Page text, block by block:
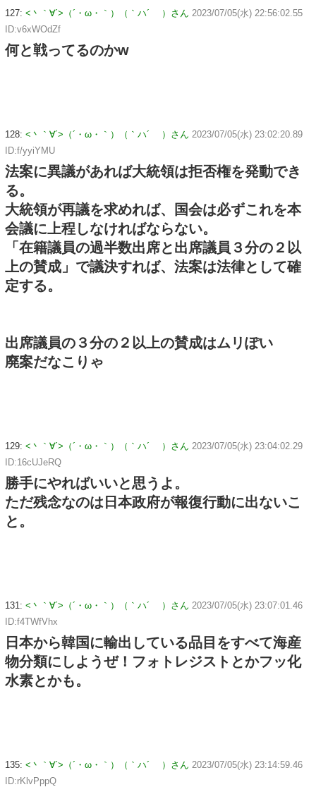
127: <丶｀∀´>（´・ω・｀）（｀ハ´ ）さん 2023/07/05(水) 22:56:02.55
ID:v6xWOdZf
何と戦ってるのかw
128: <丶｀∀´>（´・ω・｀）（｀ハ´ ）さん 2023/07/05(水) 23:02:20.89
ID:f/yyiYMU
法案に異議があれば大統領は拒否権を発動でき
る。
大統領が再議を求めれば、国会は必ずこれを本
会議に上程しなければならない。
「在籍議員の過半数出席と出席議員３分の２以
上の賛成」で議決すれば、法案は法律として確
定する。
出席議員の３分の２以上の賛成はムリぽい
廃案だなこりゃ
129: <丶｀∀´>（´・ω・｀）（｀ハ´ ）さん 2023/07/05(水) 23:04:02.29
ID:16cUJeRQ
勝手にやればいいと思うよ。
ただ残念なのは日本政府が報復行動に出ないこ
と。
131: <丶｀∀´>（´・ω・｀）（｀ハ´ ）さん 2023/07/05(水) 23:07:01.46
ID:f4TWfVhx
日本から韓国に輸出している品目をすべて海産
物分類にしようぜ！フォトレジストとかフッ化
水素とかも。
135: <丶｀∀´>（´・ω・｀）（｀ハ´ ）さん 2023/07/05(水) 23:14:59.46
ID:rKlvPppQ